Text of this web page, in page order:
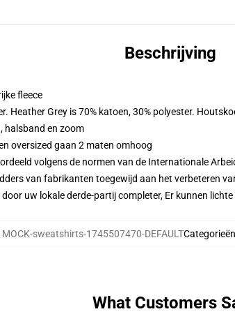
Beschrijving
fleece
Heather Grey is 70% katoen, 30% polyester.
halsband en zoom
oversized gaan 2 maten omhoog
volgens de normen van de Internationale
van fabrikanten toegewijd aan het verbeteren
uw lokale derde-partij completer, Er kunnen
MOCK-sweatshirts-1745507470-DEFAULTCategorieën
What Customers